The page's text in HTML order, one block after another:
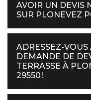
AVOIR UN DEVIS
SUR PLONEVEZ
ADRESSEZ-
DEMANDE DE
TERRASSE À
29550 !